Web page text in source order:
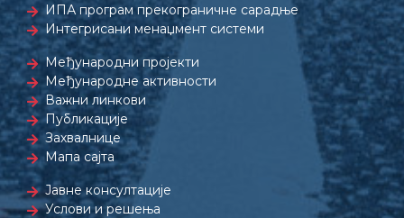
ИПА програм прекограничне сарадње
Интегрисани менаџмент системи
Међународни пројекти
Међународне активности
Важни линкови
Публикације
Захвалнице
Мапа сајта
Јавне консултације
Услови и решења